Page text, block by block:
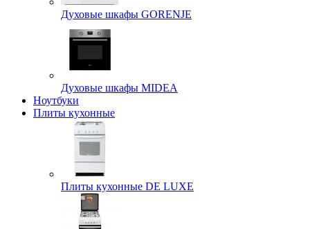
Духовые шкафы GORENJE
Духовые шкафы MIDEA
Ноутбуки
Плиты кухонные
Плиты кухонные DE LUXE